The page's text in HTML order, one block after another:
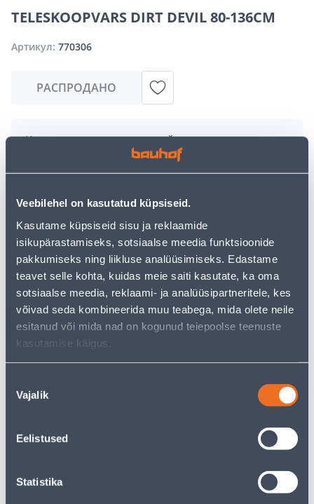
Veebilehel on kasutatud küpsiseid.
Kasutame küpsiseid sisu ja reklaamide
isikupärastamiseks, sotsiaalse meedia funktsioonide
pakkumiseks ning liikluse analüüsimiseks. Edastame
teavet selle kohta, kuidas meie saiti kasutate, ka oma
sotsiaalse meedia, reklaami- ja analüüsipartneritele, kes
võivad seda kombineerida muu teabega, mida olete neile
esitanud või mida nad on kogunud teiepoolse teenuste
kasutamise käigus.
valik
Vajalik
Eelistused
Statistika
TELESKOOPVARS DIRT DEVIL 80-136CM
Артикул: 770306
РАСПРОДАНО
Извините, но запрашиваемый вами товар в
настоящее время временно отсутствует из-за
большого спроса. Однако мы предлагаем отличные
Но ваш шопинг не должен заканчиваться здесь - вы
можете продолжить свои исследования, вернувшись
главную страницу
или используя нашу мощную
функцию поиска, чтобы найти еще более приятные
варианты. Удачных покупок!
• Teleskoopvars.
• Teleskoopvarre mõõtmed on 80-136 cm.
• 14-päevane tagastusõigus